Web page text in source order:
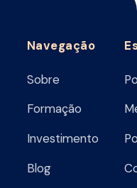
Navegação
Sobre
Formação
Investimento
Blog